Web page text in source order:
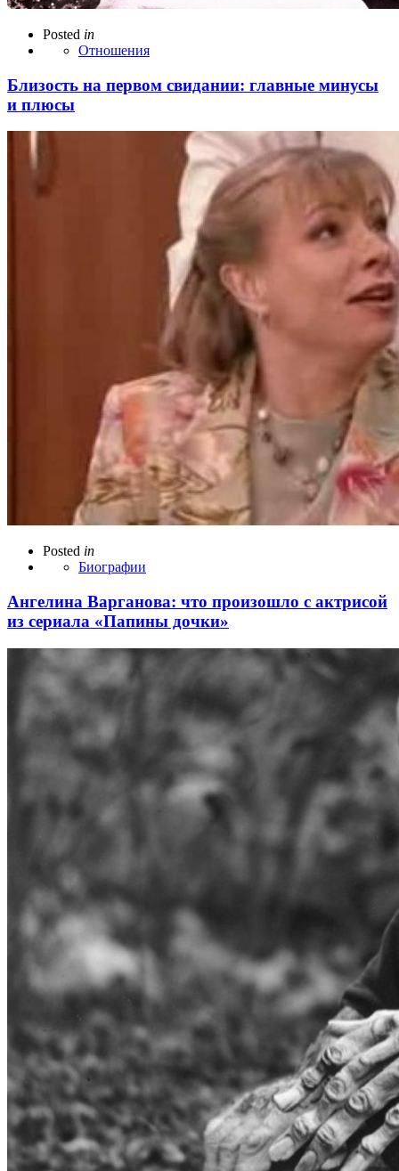
Posted in
Отношения
Близость на первом свидании: главные минусы
и плюсы
Posted in
Биографии
Ангелина Варганова: что произошло с актрисой
из сериала «Папины дочки»